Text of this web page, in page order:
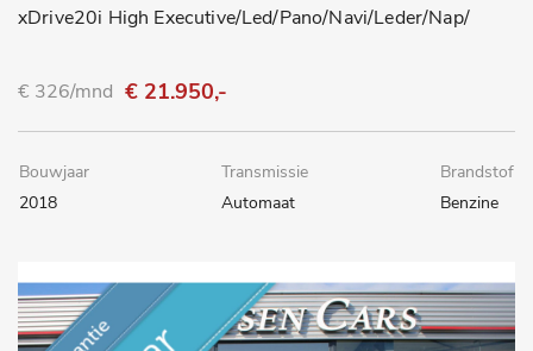
xDrive20i High Executive/Led/Pano/Navi/Leder/Nap/
€ 326/mnd € 21.950,-
Bouwjaar
2018
Transmissie
Automaat
Brandstof
Benzine